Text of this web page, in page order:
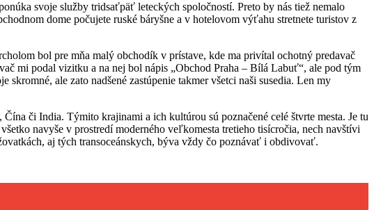
svoje služby tridsaťpäť leteckých spoločností. Preto by nás tiež nemalo
dome počujete ruské báryšne a v hotelovom výťahu stretnete turistov z
bol pre mňa malý obchodík v prístave, kde ma privítal ochotný predavač
mi podal vizitku a na nej bol nápis „Obchod Praha – Bílá Labuť“, ale pod tým
ale zato nadšené zastúpenie takmer všetci naši susedia. Len my
či India. Týmito krajinami a ich kultúrou sú poznačené celé štvrte mesta. Je tu
navyše v prostredí moderného veľkomesta tretieho tisícročia, nech navštívi
aj tých transoceánskych, býva vždy čo poznávať i obdivovať.